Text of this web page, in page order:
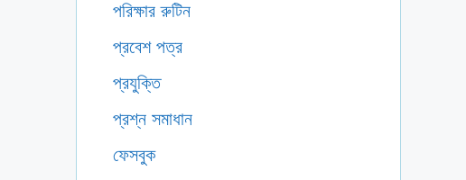
পরিক্ষার রুটিন
প্রবেশ পত্র
প্রযুক্তি
প্রশ্ন সমাধান
ফেসবুক